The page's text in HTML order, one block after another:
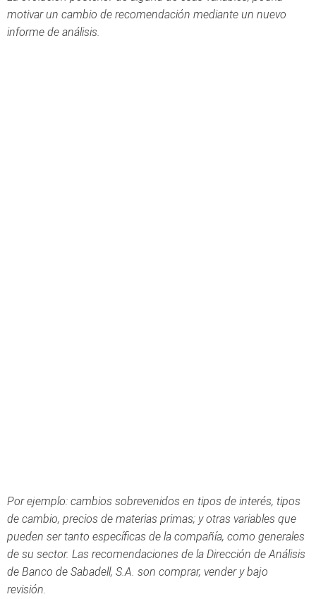
motivar un cambio de recomendación mediante un nuevo
informe de análisis.
Por ejemplo: cambios sobrevenidos en tipos de interés, tipos
de cambio, precios de materias primas; y otras variables que
pueden ser tanto específicas de la compañía, como generales
de su sector. Las recomendaciones de la Dirección de Análisis
de Banco de Sabadell, S.A. son comprar, vender y bajo
revisión.